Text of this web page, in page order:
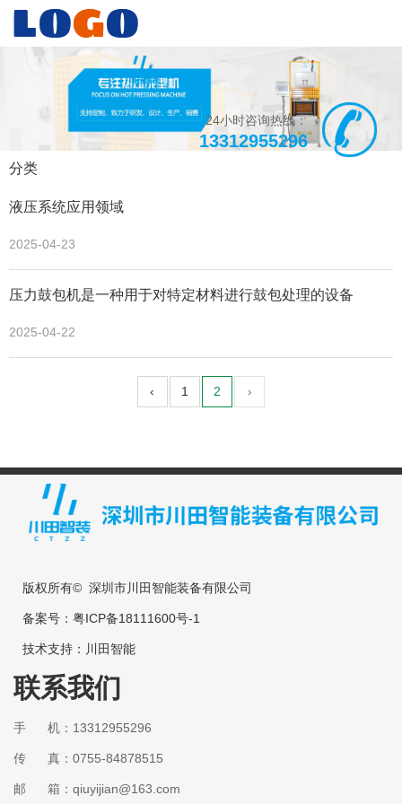
24小时咨询热线：
13312955296
分类
液压系统应用领域
2025-04-23
压力鼓包机是一种用于对特定材料进行鼓包处理的设备
2025-04-22
‹ 1 2 ›
版权所有© 深圳市川田智能装备有限公司
备案号： 粤ICP备18111600号-1
技术支持： 川田智能
联系我们
手 机：13312955296
传 真：0755-84878515
邮 箱：qiuyijian@163.com